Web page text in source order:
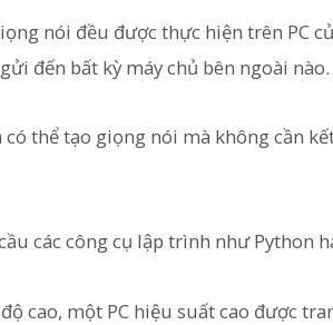
nói đều được thực hiện trên PC
đến bất kỳ máy chủ bên ngoài nào.
thể tạo giọng nói mà không cần
các công cụ lập trình như Python
cao, một PC hiệu suất cao được